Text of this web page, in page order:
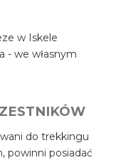
w Iskele
- we własnym
do trekkingu
powinni posiadać